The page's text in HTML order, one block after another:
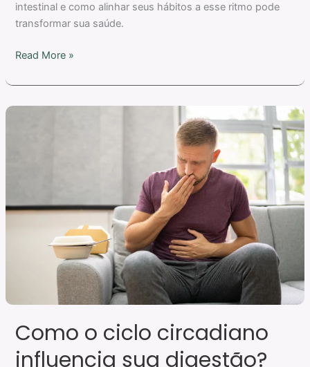
intestinal e como alinhar seus hábitos a esse ritmo pode
transformar sua saúde.
Read More »
Como o ciclo circadiano
influencia sua digestão?
digestão?